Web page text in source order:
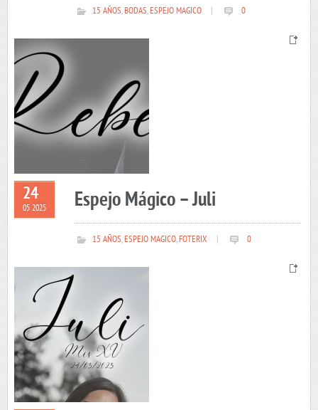
15 AÑOS,BODAS,ESPEJO MAGICO 0
24
05 2025 Espejo Mágico – Juli
15 AÑOS,ESPEJO MAGICO,FOTERIX 0